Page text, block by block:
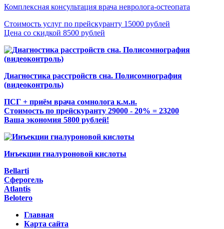
Комплексная консультация врача невролога-остеопата
Стоимость услуг по прейскуранту 15000 рублей
Цена со скидкой 8500 рублей
Диагностика расстройств сна. Полисомнография
(видеоконтроль)
ПСГ + приём врача сомнолога к.м.н.
Стоимость по прейскуранту 29000 - 20% = 23200
Ваша экономия 5800 рублей!
Инъекции гиалуроновой кислоты
Bellarti
Сферогель
Atlantis
Belotero
Главная
Карта сайта